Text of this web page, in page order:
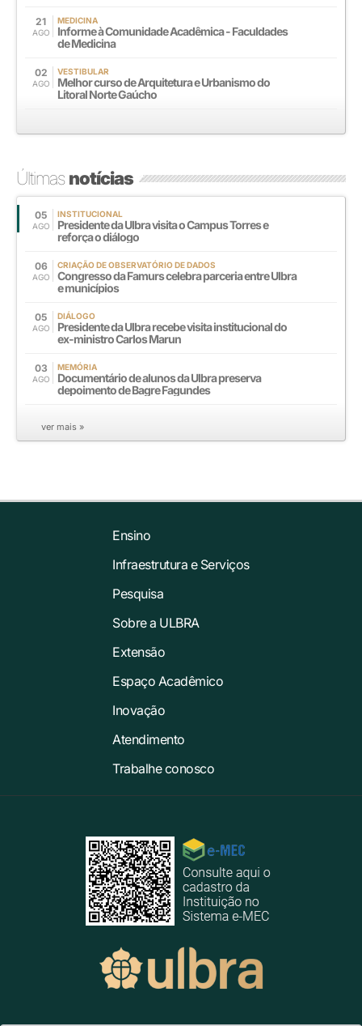
21
AGO
MEDICINA
Informe à Comunidade Acadêmica - Faculdades
de Medicina
02
AGO
VESTIBULAR
Melhor curso de Arquitetura e Urbanismo do
Litoral Norte Gaúcho
Últimasnotícias
05
AGO
INSTITUCIONAL
Presidente da Ulbra visita o Campus Torres e
reforça o diálogo
06
AGO
CRIAÇÃO DE OBSERVATÓRIO DE DADOS
Congresso da Famurs celebra parceria entre Ulbra
e municípios
05
AGO
DIÁLOGO
Presidente da Ulbra recebe visita institucional do
ex-ministro Carlos Marun
03
AGO
MEMÓRIA
Documentário de alunos da Ulbra preserva
depoimento de Bagre Fagundes
ver mais »
Ensino
Infraestrutura e Serviços
Pesquisa
Sobre a ULBRA
Extensão
Espaço Acadêmico
Inovação
Atendimento
Trabalhe conosco